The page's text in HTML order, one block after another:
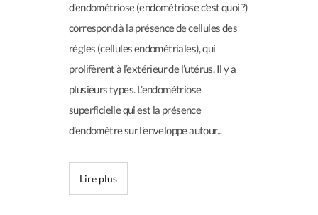
d’endométriose (endométriose c’est quoi ?)
correspond à la présence de cellules des
règles (cellules endométriales), qui
prolifèrent à l’extérieur de l’utérus. Il y a
plusieurs types. L’endométriose
superficielle qui est la présence
d’endomètre sur l’enveloppe autour...
Lire plus